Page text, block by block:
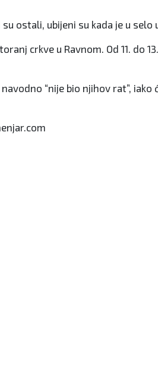
ostali, ubijeni su kada je u selo
crkve u Ravnom. Od 11. do
“nije bio njihov rat”, iako